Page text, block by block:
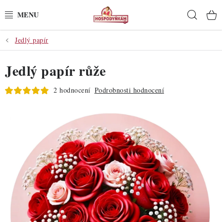
na
POTŘEBY
POMŮCKY
SUROVINY
PRO OSLAVY
DO KUCHYNĚ
POCHUTINY
Jedlý papír
Jedlý papír růže
2 hodnocení Podrobnosti hodnocení